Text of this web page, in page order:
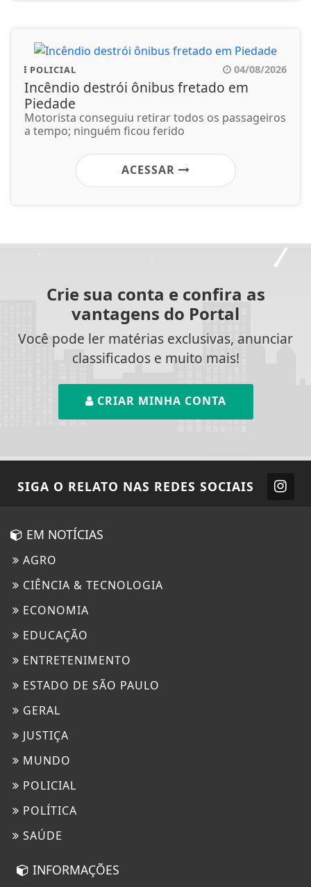
POLICIAL 04/08/2026
Incêndio destrói ônibus fretado em
Piedade
Motorista conseguiu retirar todos os passageiros
a tempo; ninguém ficou ferido
ACESSAR
Crie sua conta e confira as
vantagens do Portal
Você pode ler matérias exclusivas, anunciar
classificados e muito mais!
CRIAR MINHA CONTA
SIGA O RELATO NAS REDES SOCIAIS
EM NOTÍCIAS
AGRO
CIÊNCIA & TECNOLOGIA
ECONOMIA
EDUCAÇÃO
ENTRETENIMENTO
ESTADO DE SÃO PAULO
GERAL
JUSTIÇA
MUNDO
POLICIAL
POLÍTICA
SAÚDE
INFORMAÇÕES